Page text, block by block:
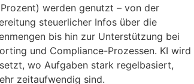
werden genutzt – von der
steuerlicher Infos über die
bis hin zur Unterstützung bei
und Compliance-Prozessen. KI wird
wo Aufgaben stark regelbasiert,
zeitaufwendig sind.